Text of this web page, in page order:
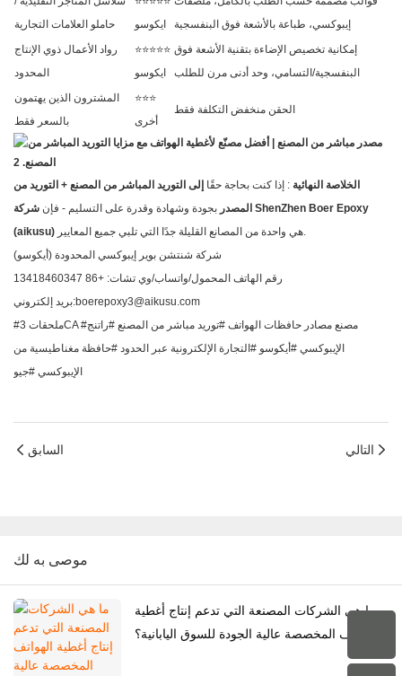
حاملو العلامات التجارية
ايكوسو
إيبوكسي، طباعة بالأشعة فوق البنفسجية
رواد الأعمال ذوي الإنتاج
المحدود
⭐⭐⭐⭐⭐
ايكوسو
إمكانية تخصيص الإضاءة بتقنية الأشعة فوق
البنفسجية/التسامي، وحد أدنى مرن للطلب
المشترون الذين يهتمون
بالسعر فقط
⭐⭐⭐
أخرى
الحقن منخفض التكلفة فقط
الخلاصة النهائية : إذا كنت بحاجة حقًا إلى التوريد المباشر من المصنع + التوريد من
المصدر بجودة وشهادة وقدرة على التسليم - فإن شركة ShenZhen Boer Epoxy
(aikusu)
هي واحدة من المصانع القليلة جدًا التي تلبي جميع المعايير.
شركة شنتشن بوير إيبوكسي المحدودة (أيكوسو)
رقم الهاتف المحمول/واتساب/وي تشات: +86 13418460347
بريد إلكتروني:boerepoxy3@aikusu.com
#ملحقات 3CA #مصنع مصادر حافظات الهواتف #توريد مباشر من المصنع #راتنج
الإيبوكسي #أيكوسو #التجارة الإلكترونية عبر الحدود #حافظة مغناطيسية من
الإيبوكسي #جيو
السابق التالي
موصى به لك
ما هي الشركات المصنعة التي تدعم إنتاج أغطية
الهواتف المخصصة عالية الجودة للسوق اليابانية؟